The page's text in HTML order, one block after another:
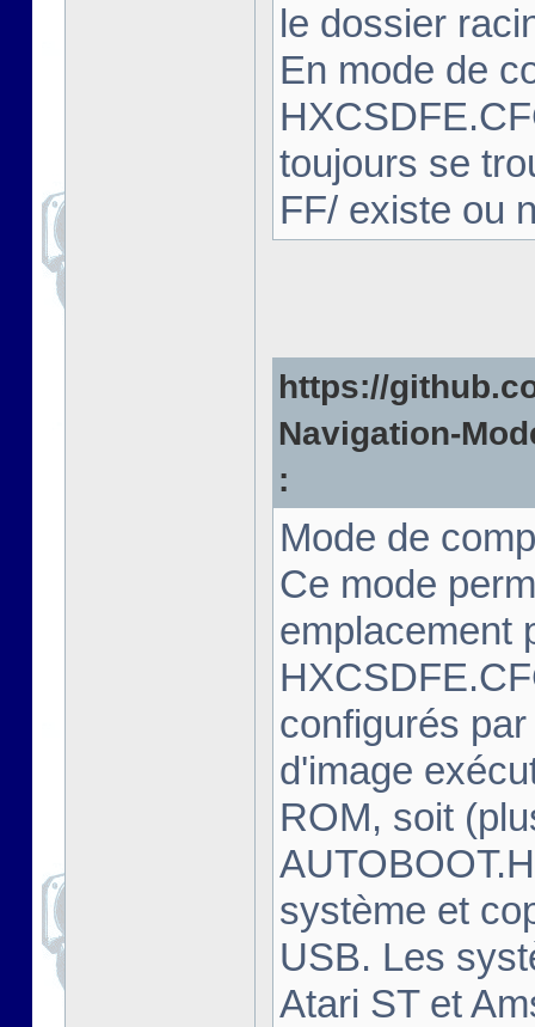
le dossier
En mode de
toujours se
FF/ existe ou
https://
Navigation-
:
Mode de
Ce mode
emplacement
configurés
d'image
ROM, soit
système et
USB. Les
Atari ST et